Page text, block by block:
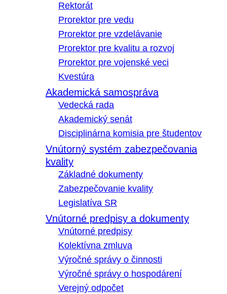
Rektorát
Prorektor pre vedu
Prorektor pre vzdelávanie
Prorektor pre kvalitu a rozvoj
Prorektor pre vojenské veci
Kvestúra
Akademická samospráva
Vedecká rada
Akademický senát
Disciplinárna komisia pre študentov
Vnútorný systém zabezpečovania
kvality
Základné dokumenty
Zabezpečovanie kvality
Legislatíva SR
Vnútorné predpisy a dokumenty
Vnútorné predpisy
Kolektívna zmluva
Výročné správy o činnosti
Výročné správy o hospodárení
Verejný odpočet